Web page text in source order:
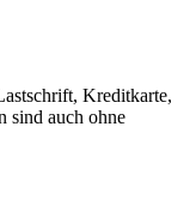
Kreditkarte,
sind auch ohne